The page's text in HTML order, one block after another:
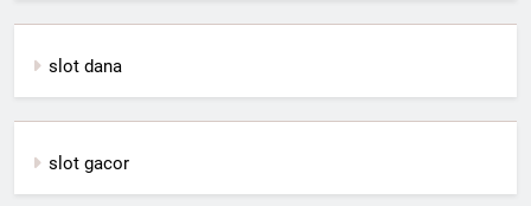
slot dana
slot gacor